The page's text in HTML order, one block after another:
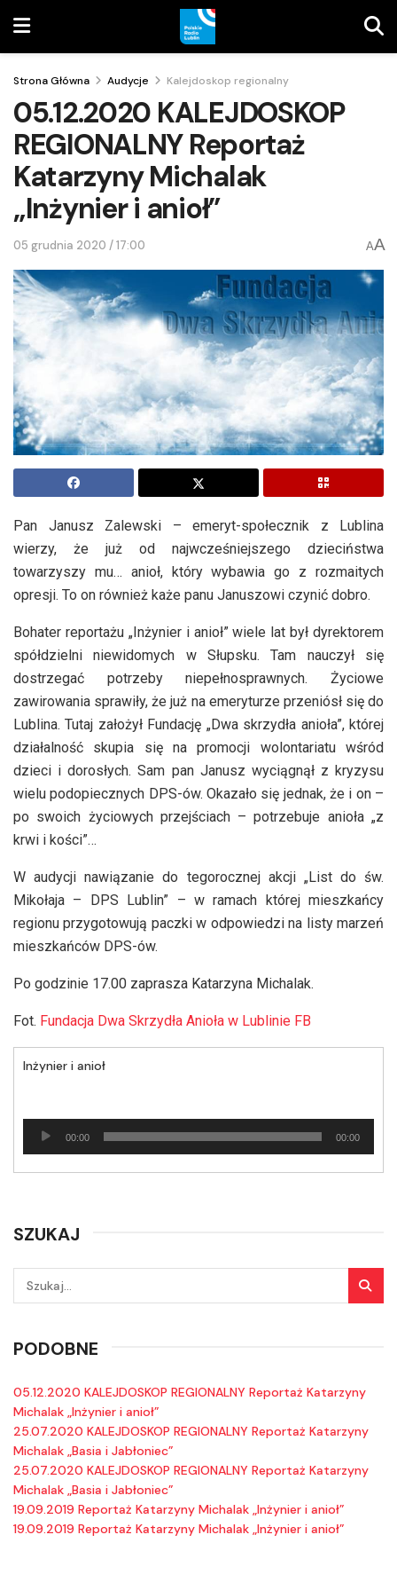
Strona Główna Audycje Kalejdoskop regionalny
05.12.2020 KALEJDOSKOP
REGIONALNY Reportaż
Katarzyny Michalak
„Inżynier i anioł”
05 grudnia 2020 / 17:00 AA
Pan Janusz Zalewski – emeryt-społecznik z Lublina
wierzy, że już od najwcześniejszego dzieciństwa
towarzyszy mu… anioł, który wybawia go z rozmaitych
opresji. To on również każe panu Januszowi czynić dobro.
Bohater reportażu „Inżynier i anioł” wiele lat był dyrektorem
spółdzielni niewidomych w Słupsku. Tam nauczył się
dostrzegać potrzeby niepełnosprawnych. Życiowe
zawirowania sprawiły, że już na emeryturze przeniósł się do
Lublina. Tutaj założył Fundację „Dwa skrzydła anioła”, której
działalność skupia się na promocji wolontariatu wśród
dzieci i dorosłych. Sam pan Janusz wyciągnął z kryzysu
wielu podopiecznych DPS-ów. Okazało się jednak, że i on –
po swoich życiowych przejściach – potrzebuje anioła „z
krwi i kości”…
W audycji nawiązanie do tegorocznej akcji „List do św.
Mikołaja – DPS Lublin” – w ramach której mieszkańcy
regionu przygotowują paczki w odpowiedzi na listy marzeń
mieszkańców DPS-ów.
Po godzinie 17.00 zaprasza Katarzyna Michalak.
Fot. Fundacja Dwa Skrzydła Anioła w Lublinie FB
Inżynier i anioł
Odtwarzacz
plików
00:00 00:00
SZUKAJ
PODOBNE
05.12.2020 KALEJDOSKOP REGIONALNY Reportaż Katarzyny
Michalak „Inżynier i anioł”
25.07.2020 KALEJDOSKOP REGIONALNY Reportaż Katarzyny
Michalak „Basia i Jabłoniec”
25.07.2020 KALEJDOSKOP REGIONALNY Reportaż Katarzyny
Michalak „Basia i Jabłoniec”
19.09.2019 Reportaż Katarzyny Michalak „Inżynier i anioł”
19.09.2019 Reportaż Katarzyny Michalak „Inżynier i anioł”